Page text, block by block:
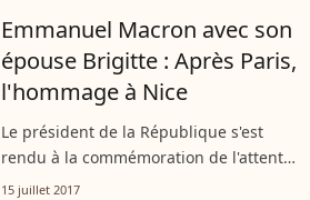
Emmanuel Macron avec son
épouse Brigitte : Après Paris,
l'hommage à Nice
Le président de la République s'est
rendu à la commémoration de l'attentat
du 14 juillet dans la cité du sud de la
15 juillet 2017